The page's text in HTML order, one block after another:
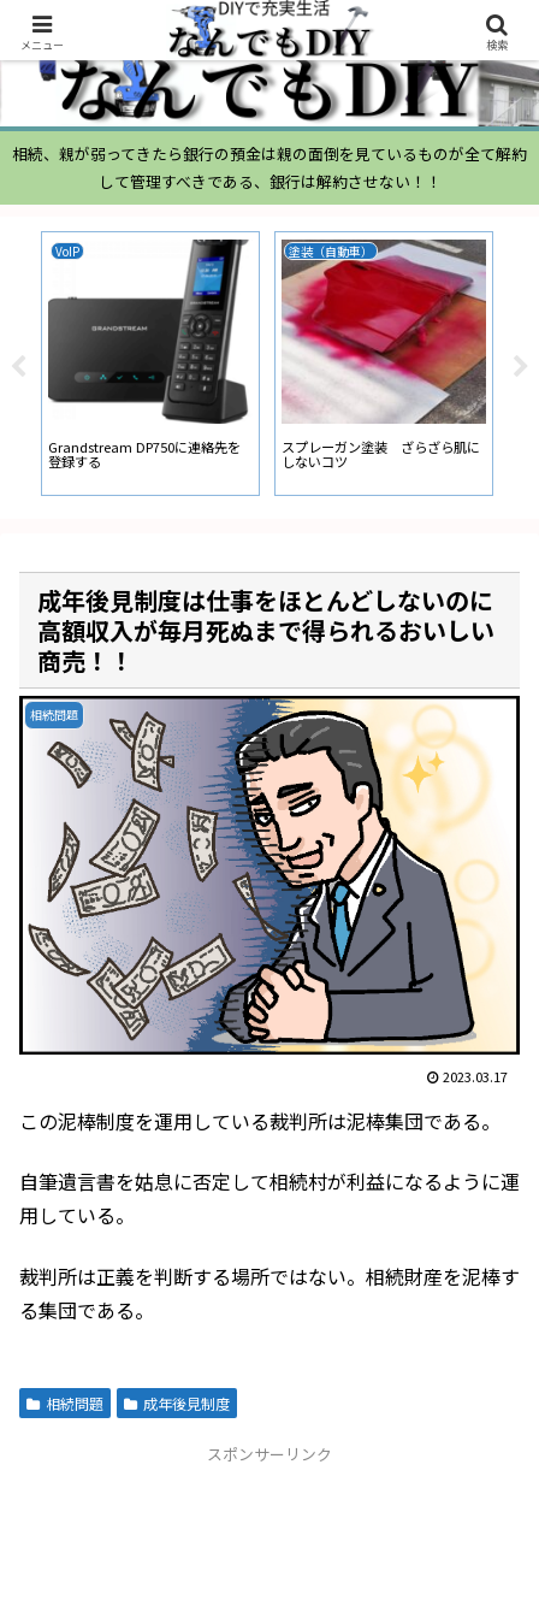
相続、親が弱ってきたら銀行の預金は親の面倒を見ているものが全て解約
して管理すべきである、銀行は解約させない！！
VoIP
Grandstream DP750に連絡先を
登録する
塗装（自動車）
スプレーガン塗装 ざらざら肌に
しないコツ
ム
成年後見制度は仕事をほとんどしないのに
高額収入が毎月死ぬまで得られるおいしい
商売！！
相続問題
2023.03.17
この泥棒制度を運用している裁判所は泥棒集団である。
自筆遺言書を姑息に否定して相続村が利益になるように運
用している。
裁判所は正義を判断する場所ではない。相続財産を泥棒す
る集団である。
相続問題 成年後見制度
スポンサーリンク
メニュー 検索